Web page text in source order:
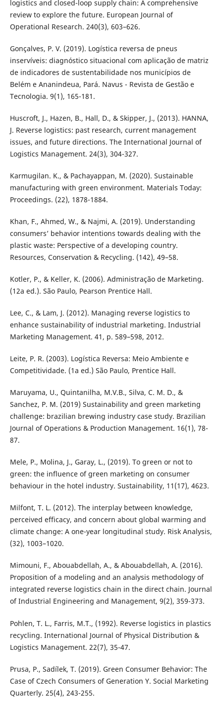
logistics and closed-loop supply chain: A comprehensive
review to explore the future. European Journal of
Operational Research. 240(3), 603–626.
Gonçalves, P. V. (2019). Logística reversa de pneus
inservíveis: diagnóstico situacional com aplicação de matriz
de indicadores de sustentabilidade nos municípios de
Belém e Ananindeua, Pará. Navus - Revista de Gestão e
Tecnologia. 9(1), 165-181.
Huscroft, J., Hazen, B., Hall, D., & Skipper, J., (2013). HANNA,
J. Reverse logistics: past research, current management
issues, and future directions. The International Journal of
Logistics Management. 24(3), 304-327.
Karmugilan. K., & Pachayappan, M. (2020). Sustainable
manufacturing with green environment. Materials Today:
Proceedings. (22), 1878-1884.
Khan, F., Ahmed, W., & Najmi, A. (2019). Understanding
consumers’ behavior intentions towards dealing with the
plastic waste: Perspective of a developing country.
Resources, Conservation & Recycling. (142), 49–58.
Kotler, P., & Keller, K. (2006). Administração de Marketing.
(12a ed.). São Paulo, Pearson Prentice Hall.
Lee, C., & Lam, J. (2012). Managing reverse logistics to
enhance sustainability of industrial marketing. Industrial
Marketing Management. 41, p. 589–598, 2012.
Leite, P. R. (2003). Logística Reversa: Meio Ambiente e
Competitividade. (1a ed.) São Paulo, Prentice Hall.
Maruyama, U., Quintanilha, M.V.B., Silva, C. M. D., &
Sanchez, P. M. (2019) Sustainability and green marketing
challenge: brazilian brewing industry case study. Brazilian
Journal of Operations & Production Management. 16(1), 78-
87.
Mele, P., Molina, J., Garay, L., (2019). To green or not to
green: the influence of green marketing on consumer
behaviour in the hotel industry. Sustainability, 11(17), 4623.
Milfont, T. L. (2012). The interplay between knowledge,
perceived efficacy, and concern about global warming and
climate change: A one-year longitudinal study. Risk Analysis,
(32), 1003–1020.
Mimouni, F., Abouabdellah, A., & Abouabdellah, A. (2016).
Proposition of a modeling and an analysis methodology of
integrated reverse logistics chain in the direct chain. Journal
of Industrial Engineering and Management, 9(2), 359-373.
Pohlen, T. L., Farris, M.T., (1992). Reverse logistics in plastics
recycling. International Journal of Physical Distribution &
Logistics Management. 22(7), 35-47.
Prusa, P., Sadílek, T. (2019). Green Consumer Behavior: The
Case of Czech Consumers of Generation Y. Social Marketing
Quarterly. 25(4), 243-255.